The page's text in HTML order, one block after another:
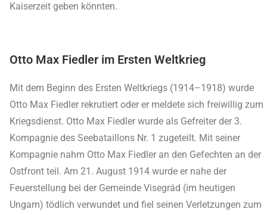
Kaiserzeit geben könnten.
Otto Max Fiedler im Ersten Weltkrieg
Mit dem Beginn des Ersten Weltkriegs (1914–1918) wurde
Otto Max Fiedler rekrutiert oder er meldete sich freiwillig zum
Kriegsdienst. Otto Max Fiedler wurde als Gefreiter der 3.
Kompagnie des Seebataillons Nr. 1 zugeteilt. Mit seiner
Kompagnie nahm Otto Max Fiedler an den Gefechten an der
Ostfront teil. Am 21. August 1914 wurde er nahe der
Feuerstellung bei der Gemeinde Visegrád (im heutigen
Ungarn) tödlich verwundet und fiel seinen Verletzungen zum